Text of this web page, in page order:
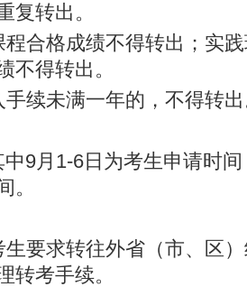
复转出。
合格成绩不得转出；实
不得转出。
续未满一年的，不得转
9月1-6日为考生申请时
。
要求转往外省（市、区
转考手续。